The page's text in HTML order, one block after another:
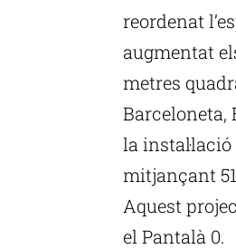
reordenat
augmentat
metres
Barceloneta,
la
mitjançant
Aquest
el Pantalà 0.